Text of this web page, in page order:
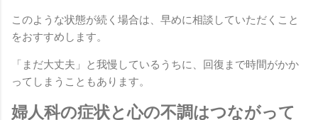
このような状態が続く場合は、早めに相談していただくこと
をおすすめします。
「まだ大丈夫」と我慢しているうちに、回復まで時間がかか
ってしまうこともあります。
婦人科の症状と心の不調はつながって